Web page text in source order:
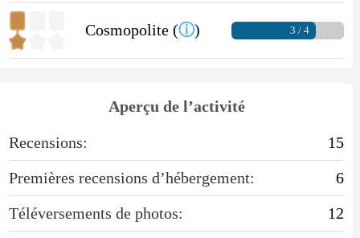
Cosmopolite (ⓘ) 3 / 4
Aperçu de l’activité
Recensions:
15
Premières recensions d’hébergement:
6
Téléversements de photos:
12